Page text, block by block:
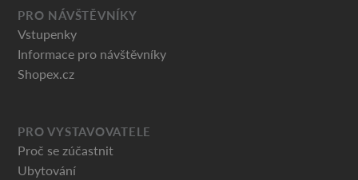
PRO NÁVŠTĚVNÍKY
Vstupenky
Informace pro návštěvníky
Shopex.cz
PRO VYSTAVOVATELE
Proč se zúčastnit
Ubytování